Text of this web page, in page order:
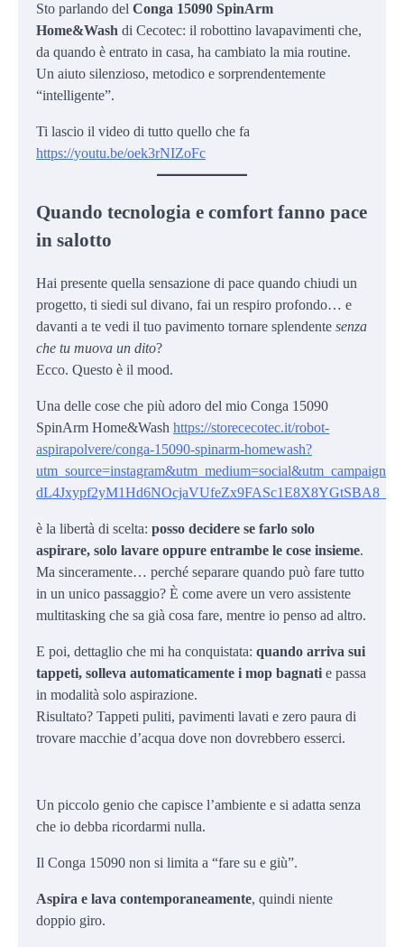
Sto parlando del Conga 15090 SpinArm
Home&Wash di Cecotec: il robottino lavapavimenti che,
da quando è entrato in casa, ha cambiato la mia routine.
Un aiuto silenzioso, metodico e sorprendentemente
“intelligente”.
Ti lascio il video di tutto quello che fa
https://youtu.be/oek3rNIZoFc
Quando tecnologia e comfort fanno pace
in salotto
Hai presente quella sensazione di pace quando chiudi un
progetto, ti siedi sul divano, fai un respiro profondo… e
davanti a te vedi il tuo pavimento tornare splendente senza
che tu muova un dito?
Ecco. Questo è il mood.
Una delle cose che più adoro del mio Conga 15090
SpinArm Home&Wash https://storececotec.it/robot-
aspirapolvere/conga-15090-spinarm-homewash?
è la libertà di scelta: posso decidere se farlo solo
aspirare, solo lavare oppure entrambe le cose insieme.
Ma sinceramente… perché separare quando può fare tutto
in un unico passaggio? È come avere un vero assistente
multitasking che sa già cosa fare, mentre io penso ad altro.
E poi, dettaglio che mi ha conquistata: quando arriva sui
tappeti, solleva automaticamente i mop bagnati e passa
in modalità solo aspirazione.
Risultato? Tappeti puliti, pavimenti lavati e zero paura di
trovare macchie d’acqua dove non dovrebbero esserci.
Un piccolo genio che capisce l’ambiente e si adatta senza
che io debba ricordarmi nulla.
Il Conga 15090 non si limita a “fare su e giù”.
Aspira e lava contemporaneamente, quindi niente
doppio giro.